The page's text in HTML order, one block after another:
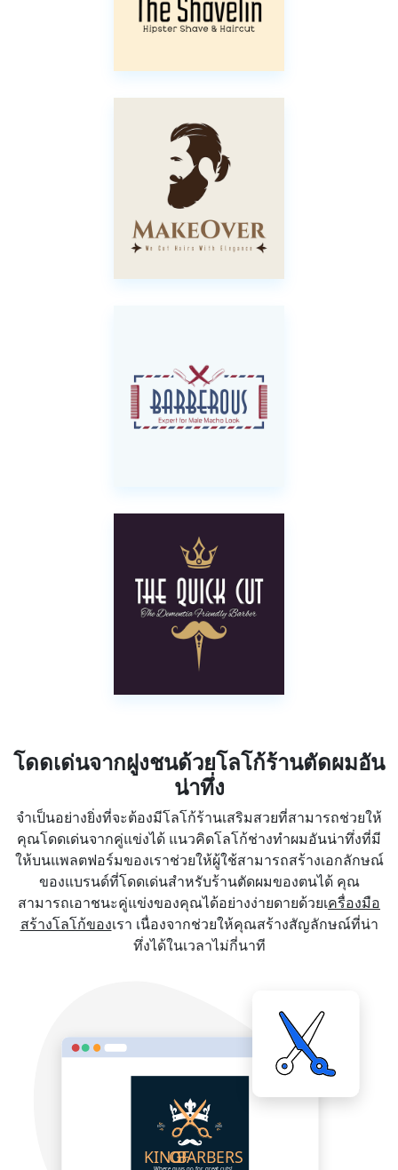
โดดเด่นจากฝูงชนด้วยโลโก้ร้านตัดผมอัน
น่าทึ่ง
จำเป็นอย่างยิ่งที่จะต้องมีโลโก้ร้านเสริมสวยที่สามารถช่วยให้
คุณโดดเด่นจากคู่แข่งได้ แนวคิดโลโก้ช่างทำผมอันน่าทึ่งที่มี
ให้บนแพลตฟอร์มของเราช่วยให้ผู้ใช้สามารถสร้างเอกลักษณ์
ของแบรนด์ที่โดดเด่นสำหรับร้านตัดผมของตนได้ คุณ
สามารถเอาชนะคู่แข่งของคุณได้อย่างง่ายดายด้วยเครื่องมือ
สร้างโลโก้ของเรา เนื่องจากช่วยให้คุณสร้างสัญลักษณ์ที่น่า
ทึ่งได้ในเวลาไม่กี่นาที